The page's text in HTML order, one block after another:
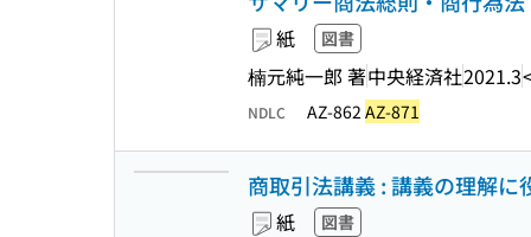
紙 図書
楠元純一郎 著中央経済社2021.3
NDLC AZ-862 AZ-871
商取引法講義 : 講義の理解
紙 図書